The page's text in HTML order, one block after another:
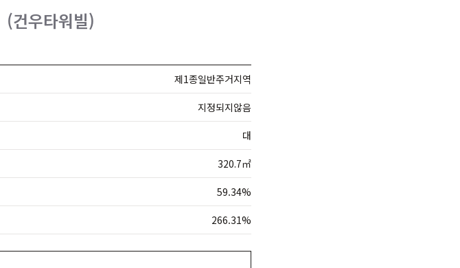
(건우타워빌)
제1종일반주거지역
지정되지않음
대
320.7㎡
59.34%
266.31%